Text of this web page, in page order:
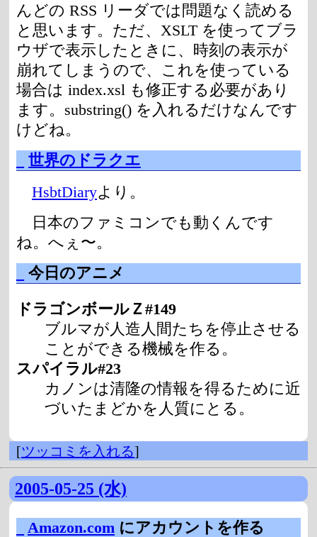
んどの RSS リーダでは問題なく読める
と思います。ただ、XSLT を使ってブラ
ウザで表示したときに、時刻の表示が
崩れてしまうので、これを使っている
場合は index.xsl も修正する必要があり
ます。substring() を入れるだけなんです
けどね。
世界のドラクエ
HsbtDiaryより。
日本のファミコンでも動くんです
ね。へぇ〜。
今日のアニメ
ドラゴンボールＺ#149
ブルマが人造人間たちを停止させる
ことができる機械を作る。
スパイラル#23
カノンは清隆の情報を得るために近
づいたまどかを人質にとる。
[ツッコミを入れる]
2005-05-25 (水)
Amazon.com にアカウントを作る